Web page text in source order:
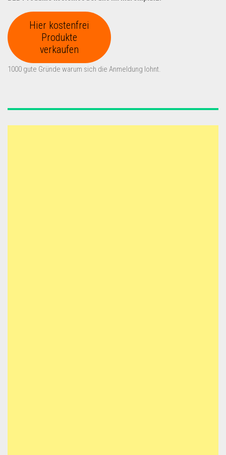
Hier kostenfrei
Produkte
verkaufen
1000 gute Gründe warum sich die Anmeldung lohnt.